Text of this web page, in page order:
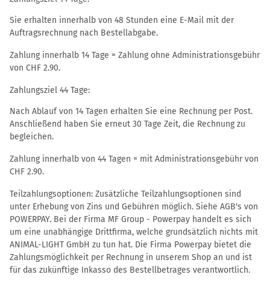
Sie erhalten innerhalb von 48 Stunden eine E-Mail mit der
Auftragsrechnung nach Bestellabgabe.
Zahlung innerhalb 14 Tage = Zahlung ohne Administrationsgebühr
von CHF 2.90.
Zahlungsziel 44 Tage:
Nach Ablauf von 14 Tagen erhalten Sie eine Rechnung per Post.
Anschließend haben Sie erneut 30 Tage Zeit, die Rechnung zu
begleichen.
Zahlung innerhalb von 44 Tagen = mit Administrationsgebühr von
CHF 2.90.
Teilzahlungsoptionen: Zusätzliche Teilzahlungsoptionen sind
unter Erhebung von Zins und Gebühren möglich. Siehe AGB's von
POWERPAY. Bei der Firma MF Group - Powerpay handelt es sich
um eine unabhängige Drittfirma, welche grundsätzlich nichts mit
ANIMAL-LIGHT GmbH zu tun hat. Die Firma Powerpay bietet die
Zahlungsmöglichkeit per Rechnung in unserem Shop an und ist
für das zukünftige Inkasso des Bestellbetrages verantwortlich.